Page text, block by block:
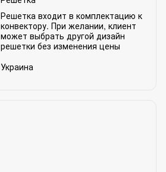
Решетка входит в комплектацию к
конвектору. При желании, клиент
может выбрать другой дизайн
решетки без изменения цены
Украина